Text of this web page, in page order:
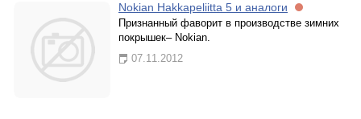
Nokian Hakkapeliitta 5 и аналоги
Признанный фаворит в производстве зимних
покрышек– Nokian.
07.11.2012